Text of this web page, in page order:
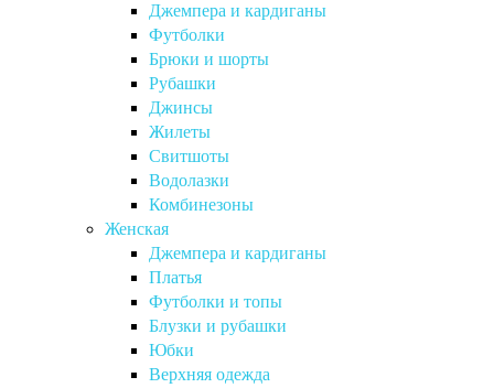
Джемпера и кардиганы
Футболки
Брюки и шорты
Рубашки
Джинсы
Жилеты
Свитшоты
Водолазки
Комбинезоны
Женская
Джемпера и кардиганы
Платья
Футболки и топы
Блузки и рубашки
Юбки
Верхняя одежда